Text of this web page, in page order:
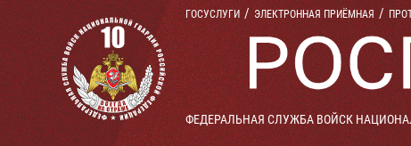
ГОСУСЛУГИ ЭЛЕКТРОННАЯ ПРИЁМНАЯ
ФЕДЕРАЛЬНАЯ СЛУЖБА ВОЙСК